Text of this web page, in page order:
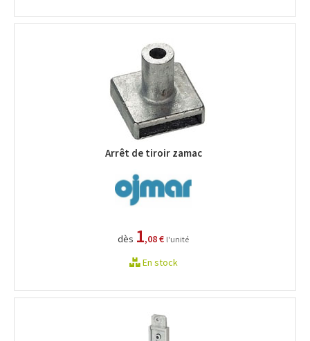
Arrêt de tiroir zamac
dès 1,08 € l'unité
En stock